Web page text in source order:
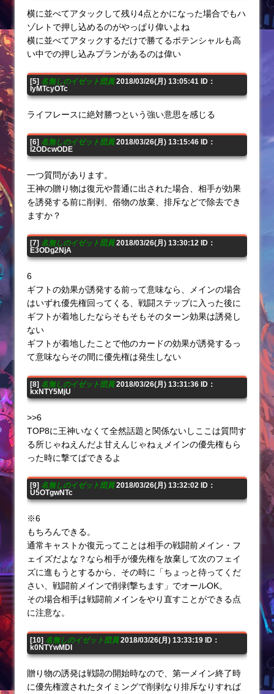
横に並べてアタックして残り4点とかになった場合でもハ
ゾレトで押し込めるのがやっぱり偉いよね
横に並べてアタックするだけで勝てるポテンシャルも高
い中での押し込みプランがあるのは偉い
[5] 名無しのイゼット団員2018/03/26(月) 13:05:41 ID：
IyMTcyOTc
ライフレースに絶対勝つという強い意思を感じる
[6] 名無しのイゼット団員2018/03/26(月) 13:15:46 ID：
I2ODcwODE
一つ質問があります。
王神の贈り物は復元や普通に出された場合、相手が効果
を誘発する前に削剥、俗物の放棄、排斥などで除去でき
ますか？
[7] 名無しのイゼット団員2018/03/26(月) 13:30:12 ID：
E3ODg2NjA
6
ギフトの効果が誘発する前って意味なら、メインの場合
はいずれ優先権回ってくる、戦闘ステップに入った後に
ギフトが着地したならそもそもそのターン効果は誘発し
ない
ギフトが着地したことで他のカードの効果が誘発するっ
て意味ならその間に優先権は発生しない
[8] 名無しのイゼット団員2018/03/26(月) 13:31:36 ID：
kxNTY5MjU
>>6
TOP8に王神いなくて全然話題と関係ないしここは質問す
る所じゃねえんだよ甘えんじゃねぇメインの優先権もら
った時に撃てばできるよ
[9] 名無しのイゼット団員2018/03/26(月) 13:32:02 ID：
U5OTgwNTc
※6
もちろんできる。
通常キャストか復元ってことは相手の戦闘前メイン・フ
ェイズだよな？なら相手が優先権を放棄して次のフェイ
ズに進もうとするから、その時に「ちょっと待ってくだ
さい、戦闘前メインで削剥撃ちます」でオールOK。
その場合相手は戦闘前メインをやり直すことができる点
に注意な。
[10] 名無しのイゼット団員2018/03/26(月) 13:33:19 ID：
k0NTYwMDI
贈り物の誘発は戦闘の開始時なので、第一メイン終了時
に優先権渡されたタイミングで削剥なり排斥なりすれば